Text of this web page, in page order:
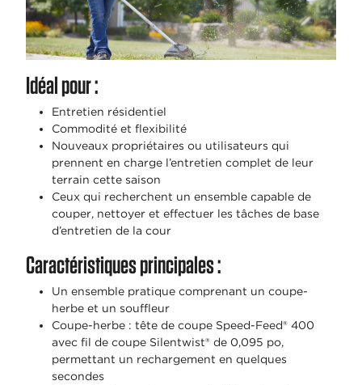
Idéal pour :
Entretien résidentiel
Commodité et flexibilité
Nouveaux propriétaires ou utilisateurs qui
prennent en charge l’entretien complet de leur
terrain cette saison
Ceux qui recherchent un ensemble capable de
couper, nettoyer et effectuer les tâches de base
d’entretien de la cour
Caractéristiques principales :
Un ensemble pratique comprenant un coupe-
herbe et un souffleur
Coupe-herbe : tête de coupe Speed-Feed® 400
avec fil de coupe Silentwist® de 0,095 po,
permettant un rechargement en quelques
secondes